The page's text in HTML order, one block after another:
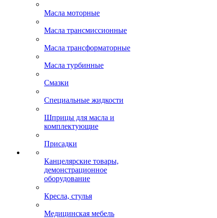
Масла моторные
Масла трансмиссионные
Масла трансформаторные
Масла турбинные
Смазки
Специальные жидкости
Шприцы для масла и
комплектующие
Присадки
Канцелярские товары,
демонстрационное
оборудование
Кресла, стулья
Медицинская мебель